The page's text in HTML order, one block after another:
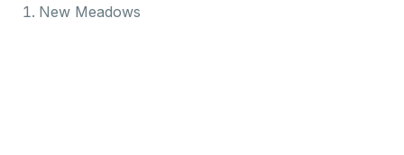
New Meadows